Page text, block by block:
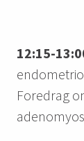
12:15-
Foredrag